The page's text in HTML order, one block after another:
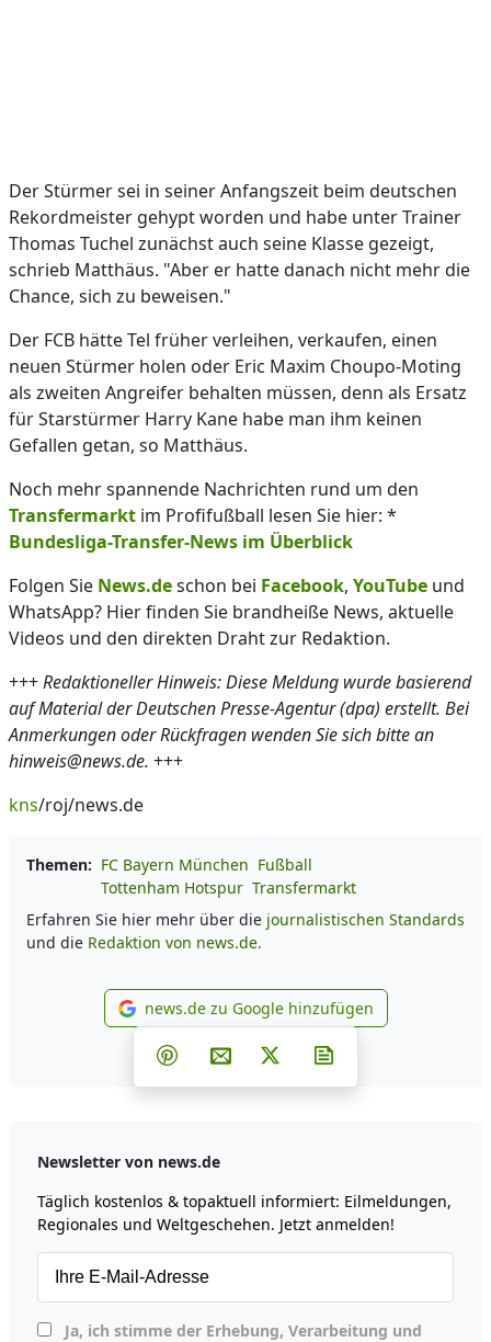
Der Stürmer sei in seiner Anfangszeit beim deutschen
Rekordmeister gehypt worden und habe unter Trainer
Thomas Tuchel zunächst auch seine Klasse gezeigt,
schrieb Matthäus. "Aber er hatte danach nicht mehr die
Chance, sich zu beweisen."
Der FCB hätte Tel früher verleihen, verkaufen, einen
neuen Stürmer holen oder Eric Maxim Choupo-Moting
als zweiten Angreifer behalten müssen, denn als Ersatz
für Starstürmer Harry Kane habe man ihm keinen
Gefallen getan, so Matthäus.
Noch mehr spannende Nachrichten rund um den
Transfermarkt im Profifußball lesen Sie hier: *
Bundesliga-Transfer-News im Überblick
Folgen Sie News.deschon bei Facebook, YouTube und
WhatsApp? Hier finden Sie brandheiße News, aktuelle
Videos und den direkten Draht zur Redaktion.
+++Redaktioneller Hinweis: Diese Meldung wurde basierend
auf Material der Deutschen Presse-Agentur (dpa) erstellt. Bei
Anmerkungen oder Rückfragen wenden Sie sich bitte an
hinweis@news.de. +++
kns/roj/news.de
Themen: FC Bayern München Fußball
Tottenham Hotspur Transfermarkt
Erfahren Sie hier mehr über die journalistischen Standards
und die Redaktion von news.de.
news.de zu Google
news.de zu Google hinzufügen
Teilen auf Facebook
Teilen auf Whatsapp
Teilen auf Telegram
Teilen auf Pinterest
Per E-Mail teilen
Post auf X
Newsletter von news.de
Täglich kostenlos & topaktuell informiert: Eilmeldungen,
Regionales und Weltgeschehen. Jetzt anmelden!